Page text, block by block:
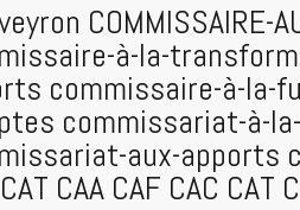
COMMISSAIRE-
à-la-
commissaire-à-la-
commissariat-à-
aux-apports
CAA CAF CAC CAT